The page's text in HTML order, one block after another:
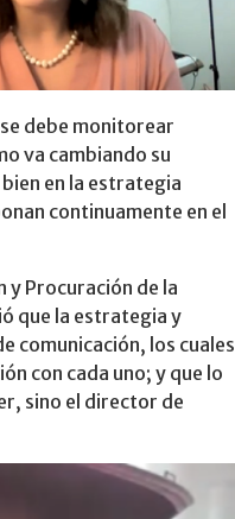
debe monitorear
va cambiando su
en la estrategia
continuamente en el
y Procuración de la
que la estrategia y
comunicación, los cuales
con cada uno; y que lo
sino el director de